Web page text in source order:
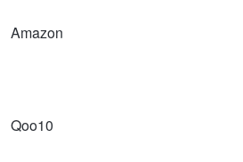
Amazon
Qoo10